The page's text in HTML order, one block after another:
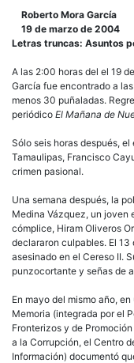
Roberto Mora García
19 de marzo de 2004
Letras truncas: Asuntos
A las 2:00 horas del el 19
García fue encontrado a
menos 30 puñaladas.
periódico El Mañana de
Sólo seis horas después,
Tamaulipas, Francisco
crimen pasional.
Una semana después, la
Medina Vázquez, un joven
cómplice, Hiram Oliveros
declararon culpables. El
asesinado en el Cereso II.
punzocortante y señas de
En mayo del mismo año,
Memoria (integrada por el
Fronterizos y de
a la Corrupción, el Centro
Información) documentó